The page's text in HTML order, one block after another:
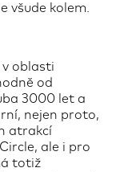
všude kolem.
v oblasti
od
3000 let a
nejen proto,
atrakcí
ale i pro
totiž